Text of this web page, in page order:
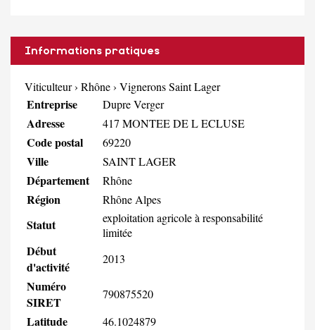
Informations pratiques
Viticulteur› Rhône› Vignerons Saint Lager
Entreprise Dupre Verger
Adresse 417 MONTEE DE L ECLUSE
Code postal 69220
Ville SAINT LAGER
Département Rhône
Région Rhône Alpes
Statut
exploitation agricole à responsabilité
limitée
Début
d'activité
2013
Numéro
SIRET
790875520
Latitude 46.1024879